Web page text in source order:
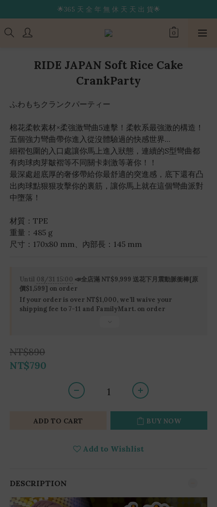
🔥限 時 送 玩 具 消 毒 袋🔥
🌟365 天 全 年 無 休 天 天 出 貨🌟
🚚 24 hr 極 速 出 貨 🔥
RIDE JAPAN Soft Rice Cake
CrankParty
ふわもちクランクパーティー
棉花柔軟素材×柔強激彎曲5連擊！柔軟系最強激的構造！
五個強力彎曲帶你進入從沒體驗過的快感世界...
細褶包圍的入口處讓你馬上進入狀態，連續的S型彎曲都
有肉球肉芽皺褶等不同關卡刺激等著你！！
最深處超底厚的奢侈帶給你最舒適的突進感，底下還有凸
出肉球點狠狠攻擊你的裏筋，讓你馬上就在這個彎曲派對
中墮落！
材質：TPE
重量：485 g
尺寸：170x80 mm、內部長：145 mm
Until 08/31 15:00 📣全店滿 NT$9,999 送花下月震動脈衝棒[原
價$1,599] on order
If your order is over NT$1,000, we’ll waive your
shipping fee to 7-11 and FamilyMart. on order
NT$890
NT$790
ADD TO CART BUY NOW
Add to Wishlist
DESCRIPTION